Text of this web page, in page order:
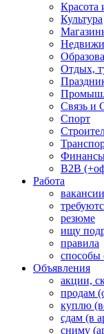
Красота
Культура
Отдых,
Связь
Спорт
B2B
Работа
вакансии
резюме
ищу
правила
способы
Объявления
акции,
продам
куплю
сдам (в
сниму